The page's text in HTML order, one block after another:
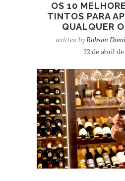
OS 10
TINTOS PARA
QUALQUER
written byRobson
22 de abril de